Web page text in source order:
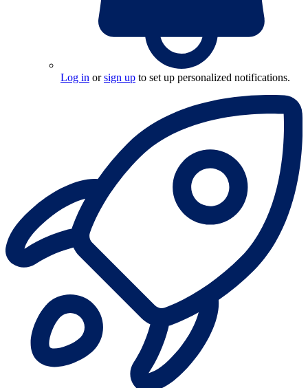
Log in orsign up to set up personalized notifications.